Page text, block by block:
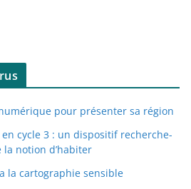
pour présenter sa région
cycle 3 : un dispositif recherche-
notion d’habiter
la cartographie sensible